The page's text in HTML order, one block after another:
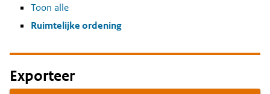
Toon alle
Ruimtelijke ordening
Exporteer